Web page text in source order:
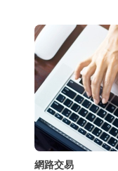
害者前往不明網
著民眾警覺性提
如前
網路交易